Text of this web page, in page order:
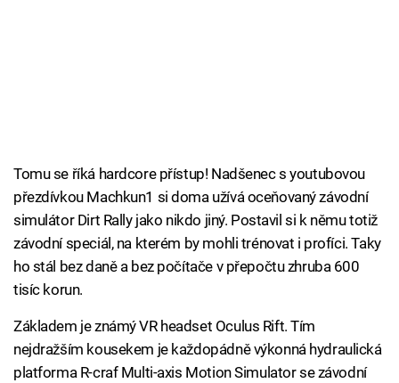
Tomu se říká hardcore přístup! Nadšenec s youtubovou
přezdívkou Machkun1 si doma užívá oceňovaný závodní
simulátor Dirt Rally jako nikdo jiný. Postavil si k němu totiž
závodní speciál, na kterém by mohli trénovat i profíci. Taky
ho stál bez daně a bez počítače v přepočtu zhruba 600
tisíc korun.
Základem je známý VR headset Oculus Rift. Tím
nejdražším kousekem je každopádně výkonná hydraulická
platforma R-craf Multi-axis Motion Simulator se závodní